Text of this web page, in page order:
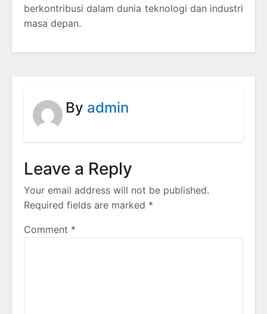
berkontribusi dalam dunia teknologi dan industri
masa depan.
By admin
Leave a Reply
Your email address will not be published.
Required fields are marked *
Comment *